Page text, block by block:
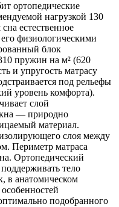
ортопедические
нагрузкой 130
естественное
физиологическими
блок
пружин на м² (620
и упругость матрасу
под рельефы
уровень комфорта).
слой
— природно
материал.
слоя между
Периметр матраса
Ортопедический
тело
в анатомическом
подобранного